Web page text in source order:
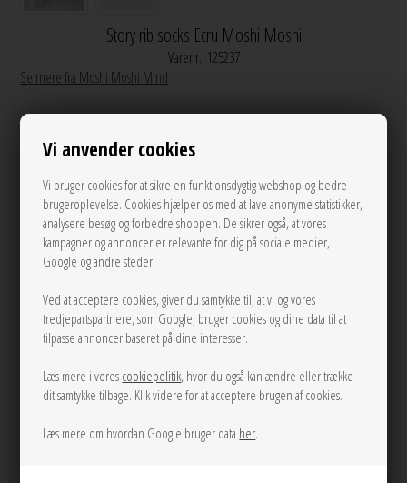
Vi anvender cookies
Vi bruger cookies for at sikre en funktionsdygtig webshop og bedre
brugeroplevelse. Cookies hjælper os med at lave anonyme statistikker,
analysere besøg og forbedre shoppen. De sikrer også, at vores
kampagner og annoncer er relevante for dig på sociale medier,
Google og andre steder.
Ved at acceptere cookies, giver du samtykke til, at vi og vores
tredjepartspartnere, som Google, bruger cookies og dine data til at
tilpasse annoncer baseret på dine interesser.
Læs mere i vores cookiepolitik, hvor du også kan ændre eller trække
dit samtykke tilbage. Klik videre for at acceptere brugen af cookies.
Læs mere om hvordan Google bruger data her.
Story rib socks Ecru Moshi Moshi
Varenr.: 125237
Se mere fra Moshi Moshi Mind
100,00
Andre varianter
36/38 39/41
LÆG I KURVEN